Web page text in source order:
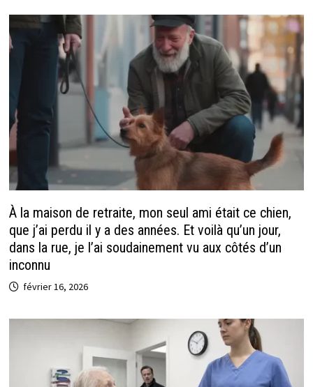
À la maison de retraite, mon seul ami était ce chien,
que j’ai perdu il y a des années. Et voilà qu’un jour,
dans la rue, je l’ai soudainement vu aux côtés d’un
inconnu
février 16, 2026